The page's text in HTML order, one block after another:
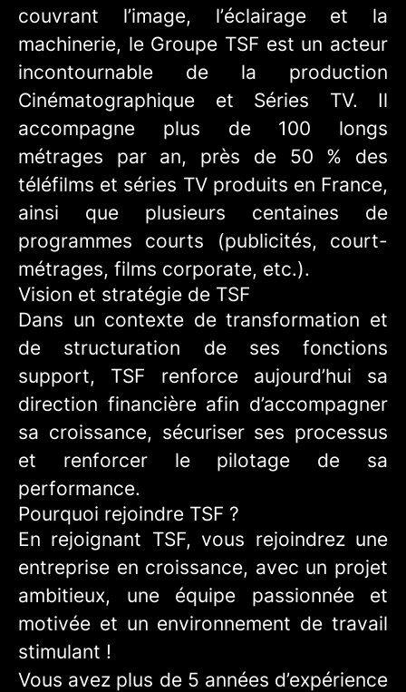
couvrant l’image, l’éclairage et la
machinerie, le Groupe TSF est un acteur
incontournable de la production
Cinématographique et Séries TV. Il
accompagne plus de 100 longs
métrages par an, près de 50 % des
téléfilms et séries TV produits en France,
ainsi que plusieurs centaines de
programmes courts (publicités, court-
métrages, films corporate, etc.).
Vision et stratégie de TSF
Dans un contexte de transformation et
de structuration de ses fonctions
support, TSF renforce aujourd’hui sa
direction financière afin d’accompagner
sa croissance, sécuriser ses processus
et renforcer le pilotage de sa
performance.
Pourquoi rejoindre TSF ?
En rejoignant TSF, vous rejoindrez une
entreprise en croissance, avec un projet
ambitieux, une équipe passionnée et
motivée et un environnement de travail
stimulant !
Vous avez plus de 5 années d’expérience